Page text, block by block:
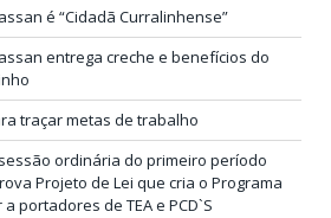
é “Cidadã Curralinhense”
entrega creche e benefícios do
traçar metas de trabalho
ordinária do primeiro período
Projeto de Lei que cria o Programa
portadores de TEA e PCD`S